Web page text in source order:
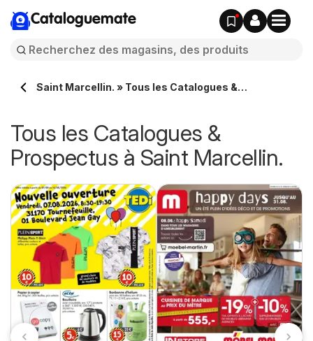
Cataloguemate
Saint Marcellin. » Tous les Catalogues &
Tous les Catalogues &
Prospectus à Saint Marcellin.